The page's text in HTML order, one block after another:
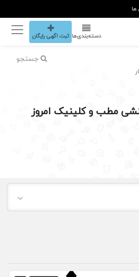
ها
دسته‌بندی‌ها ثبت اگهی رایگان
جستجو
مطب و کلینیک امروز